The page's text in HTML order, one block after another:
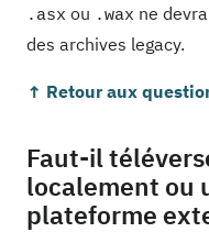
.asx ou .wax ne
des archives legacy.
↑ Retour aux
Faut-il
localement ou
plateforme